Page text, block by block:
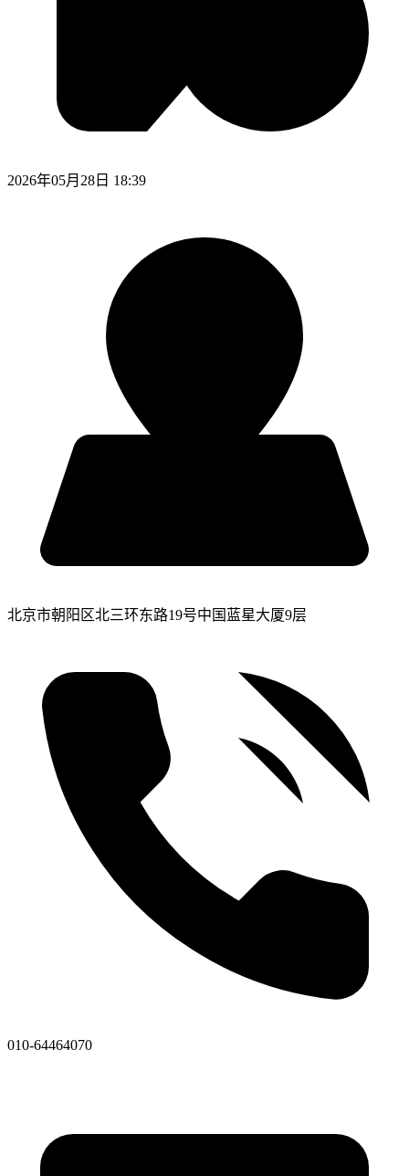
2026年05月28日 18:39
北京市朝阳区北三环东路19号中国蓝星大厦9层
010-64464070